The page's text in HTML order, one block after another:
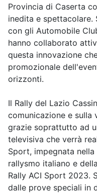
Provincia di Caserta
inedita e spettacolare.
con gli Automobile
hanno collaborato
questa innovazione
promozionale
orizzonti.
Il Rally del Lazio
comunicazione e sulla
grazie soprattutto ad
televisiva che verrà
Sport, impegnata
rallysmo italiano e
Rally ACI Sport 2023.
dalle prove speciali in